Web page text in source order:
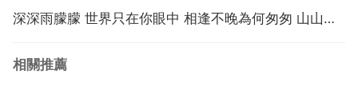
深深雨朦朦 世界只在你眼中 相逢不晚為何匆匆 山山水
朦朦 天也無盡地無窮 高樓望斷情有獨鍾 盼過春夏和秋
相關推薦